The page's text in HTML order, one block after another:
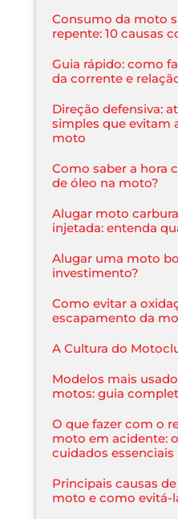
Consumo da moto
repente: 10 causas
Guia rápido: como
da corrente e
Direção defensiva:
simples que evitam
moto
Como saber a hora
de óleo na moto?
Alugar moto
injetada: entenda
Alugar uma moto
investimento?
Como evitar a
escapamento da
A Cultura do
Modelos mais
motos: guia
O que fazer com o
moto em acidente:
cuidados essenciais
Principais causas
moto e como evitá-